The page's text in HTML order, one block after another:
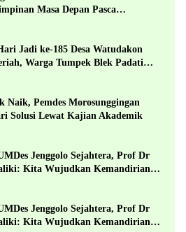
Masa Depan Pasca
35
Jadi ke-185 Desa Watudakon
Warga Tumpek Blek Padati
Naik, Pemdes Morosunggingan
Solusi Lewat Kajian Akademik
Jenggolo Sejahtera, Prof Dr
Kita Wujudkan Kemandirian
Potensi Desa
Jenggolo Sejahtera, Prof Dr
Kita Wujudkan Kemandirian